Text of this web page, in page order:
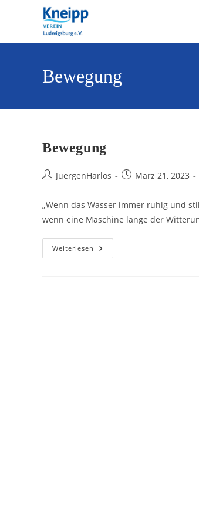
Bewegung
Bewegung
JuergenHarlos März 21, 2023
„Wenn das Wasser immer ruhig und
wenn eine Maschine lange der
Weiterlesen